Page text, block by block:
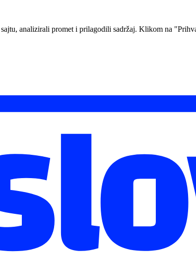
analizirali promet i prilagodili sadržaj. Klikom na